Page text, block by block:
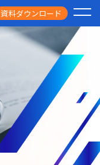
資料ダウンロード